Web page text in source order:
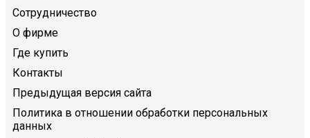
Сотрудничество
О фирме
Где купить
Контакты
Предыдущая версия сайта
Политика в отношении обработки персональных
данных